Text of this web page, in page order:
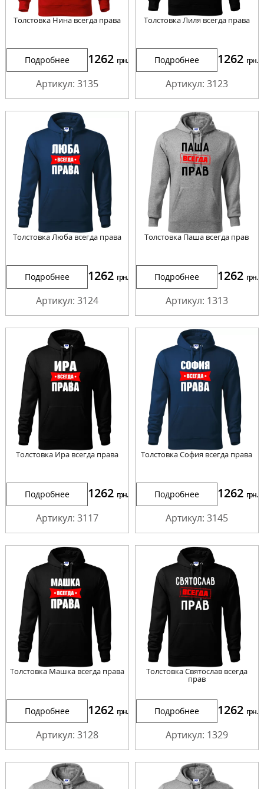
Толстовка Нина всегда права
Подробнее 1262 грн.
Артикул: 3135
Толстовка Лиля всегда права
Подробнее 1262 грн.
Артикул: 3123
Толстовка Люба всегда права
Подробнее 1262 грн.
Артикул: 3124
Толстовка Паша всегда прав
Подробнее 1262 грн.
Артикул: 1313
Толстовка Ира всегда права
Подробнее 1262 грн.
Артикул: 3117
Толстовка София всегда права
Подробнее 1262 грн.
Артикул: 3145
Толстовка Машка всегда права
Подробнее 1262 грн.
Артикул: 3128
Толстовка Святослав всегда
прав
Подробнее 1262 грн.
Артикул: 1329